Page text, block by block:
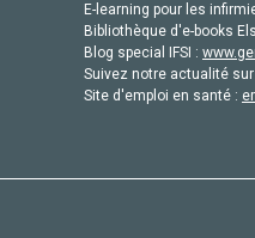
E-learning pour les
Bibliothèque d'e-books
Blog special IFSI :
Suivez notre actualité
Site d'emploi en santé :